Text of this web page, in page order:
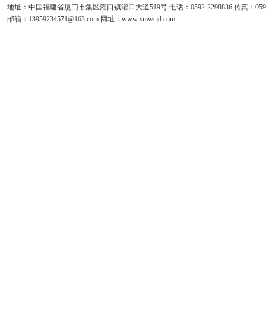
地址：中国福建省厦门市集区灌口镇灌口大道519号 电话：0592-2298836 传真：
邮箱：13959234571@163.com 网址：www.xmwcjd.com